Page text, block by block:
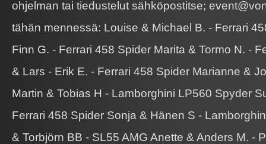
ohjelman tai tiedustelut sähköpostitse;
tähän mennessä: Louise & Michael B. - Ferrari
Finn G. - Ferrari 458 Spider Marita & Tormo N. -
& Lars - Erik E. - Ferrari 458 Spider Marianne &
Martin & Tobias H - Lamborghini LP560 Spyder
Ferrari 458 Spider Sonja & Hänen S -
& Torbjörn BB - SL55 AMG Anette & Anders M. -